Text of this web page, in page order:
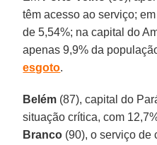
têm acesso ao serviço;
de 5,54%; na capital do
apenas 9,9% da
esgoto.
Belém (87), capital do
situação crítica, com
Branco (90), o serviço de